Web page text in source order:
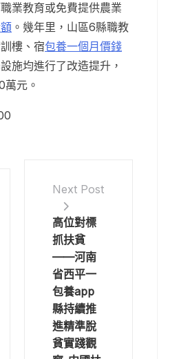
業教育或免費提供農業
。幾年里，山區6縣職教
樓、宿包養一個月價錢
施均進行了改造提升，
元。
Next Post
高位對標
抓扶貧
——河南
省西平一
包養app
縣持續推
進精準脫
貧實踐觀